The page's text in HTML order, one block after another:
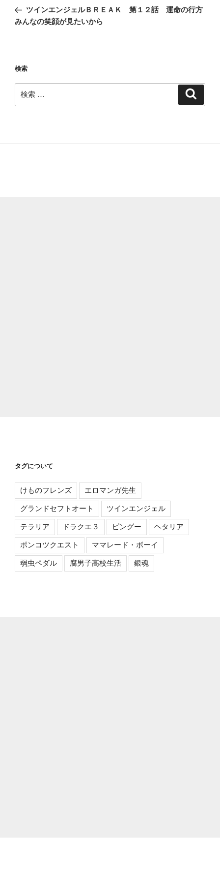
ナ
シ
ョ
ン
去
の
ツインエンジェルＢＲＥＡＫ 第１２話 運命の行方
みんなの笑顔が見たいから
検索
索:
タグについて
けものフレンズ エロマンガ先生
グランドセフトオート ツインエンジェル
テラリア ドラクエ３ ピングー ヘタリア
ポンコツクエスト ママレード・ボーイ
弱虫ペダル 腐男子高校生活 銀魂